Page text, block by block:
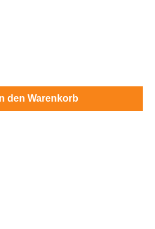
Wert ein
In den Warenkorb